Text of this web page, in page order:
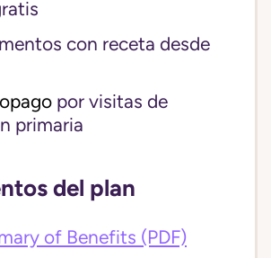
con receta desde
por visitas de
primaria
del plan
of Benefits (PDF)